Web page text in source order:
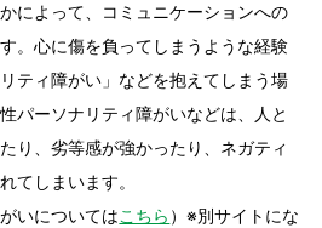
によって、コミュニケーションへの
。心に傷を負ってしまうような経験
ティ障がい」などを抱えてしまう場
パーソナリティ障がいなどは、人と
り、劣等感が強かったり、ネガティ
てしまいます。
いについてはこちら ）※別サイトにな